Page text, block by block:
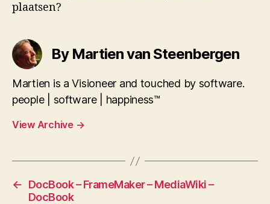
plaatsen?
By Martien van Steenbergen
Martien is a Visioneer and touched by software.
people | software | happiness™
View Archive →
←
DocBook – FrameMaker – MediaWiki –
DocBook